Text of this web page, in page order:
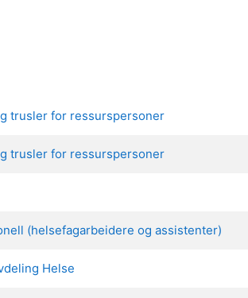
trusler for ressurspersoner
trusler for ressurspersoner
(helsefagarbeidere og assistenter)
Helse